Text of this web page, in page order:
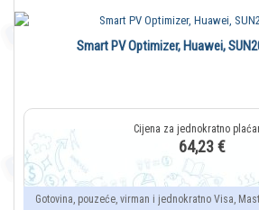
Smart PV Optimizer, Huawei,
64,23 €
Gotovina, pouzeće, virman i jednokratno Visa,